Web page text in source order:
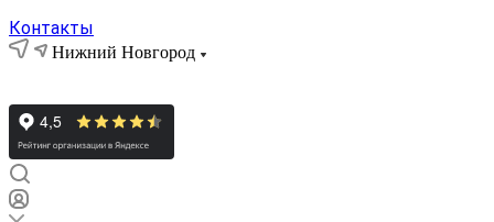
Контакты
Нижний Новгород